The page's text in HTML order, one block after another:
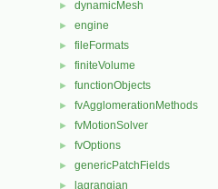
► dynamicMesh
► engine
► fileFormats
► finiteVolume
► functionObjects
► fvAgglomerationMethods
► fvMotionSolver
► fvOptions
► genericPatchFields
► lagrangian